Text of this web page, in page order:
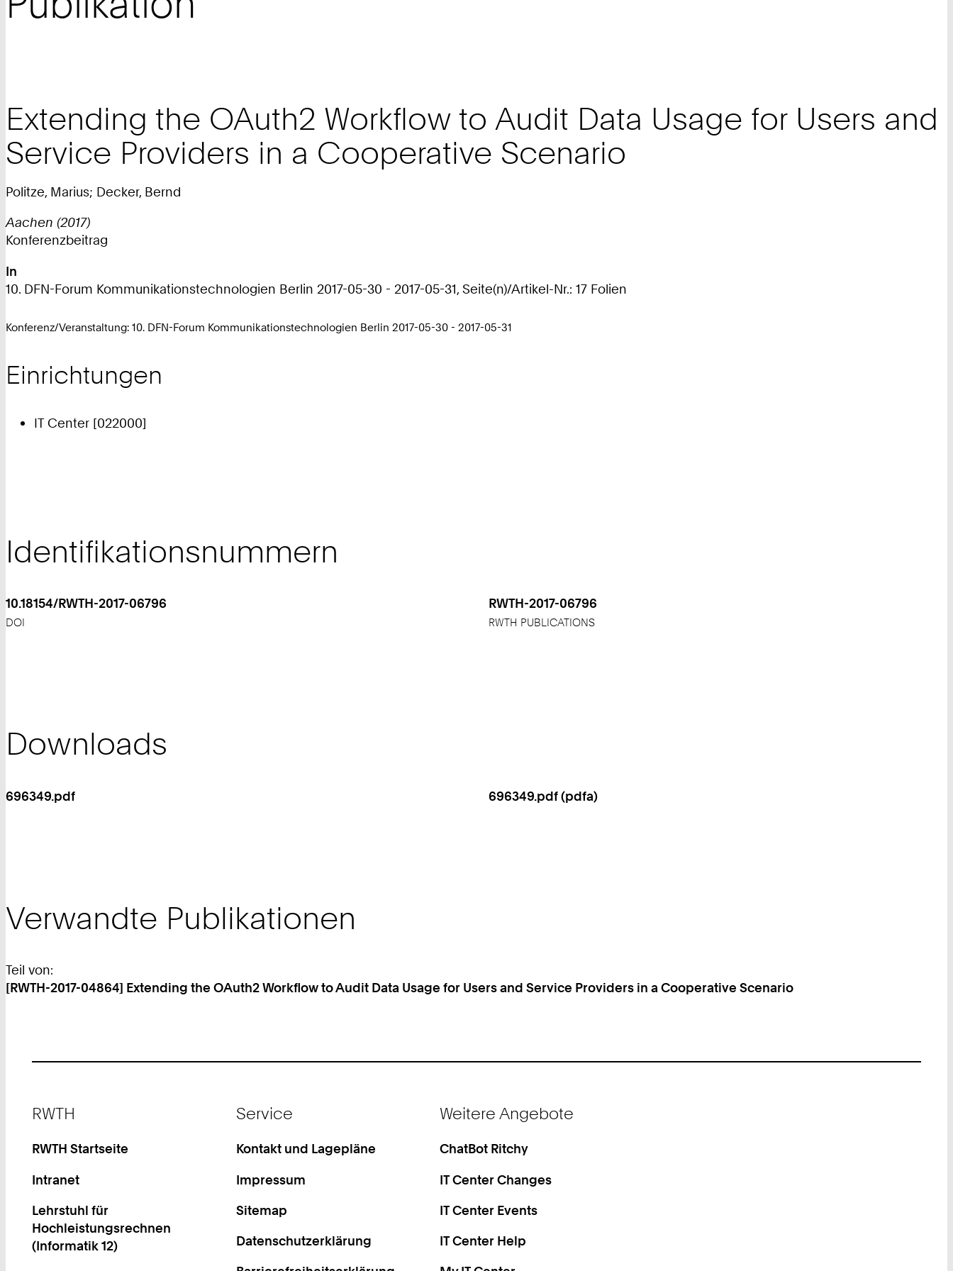
Extending the OAuth2 Workflow to Audit Data Usage for Users and
Service Providers in a Cooperative Scenario
Politze, Marius; Decker, Bernd
Aachen (2017)
Konferenzbeitrag
In
10. DFN-Forum Kommunikationstechnologien Berlin 2017-05-30 - 2017-05-31, Seite(n)/Artikel-Nr.: 17 Folien
Konferenz/Veranstaltung: 10. DFN-Forum Kommunikationstechnologien Berlin 2017-05-30 - 2017-05-31
Einrichtungen
IT Center [022000]
Identifikationsnummern
10.18154/RWTH-2017-06796
DOI
RWTH-2017-06796
RWTH PUBLICATIONS
Downloads
696349.pdf 696349.pdf (pdfa)
Verwandte Publikationen
Teil von:
[RWTH-2017-04864] Extending the OAuth2 Workflow to Audit Data Usage for Users and Service Providers in a Cooperative Scenario
RWTH
RWTH Startseite
Intranet
Lehrstuhl für
Hochleistungsrechnen
(Informatik 12)
Service
Kontakt und Lagepläne
Impressum
Sitemap
Datenschutzerklärung
Weitere Angebote
ChatBot Ritchy
IT Center Changes
IT Center Events
IT Center Help